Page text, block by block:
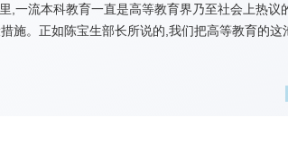
一流本科教育一直是高等教育界乃至社会上热议
施。正如陈宝生部长所说的,我们把高等教育的